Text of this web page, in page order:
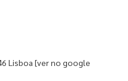
Lisboa[ver no google